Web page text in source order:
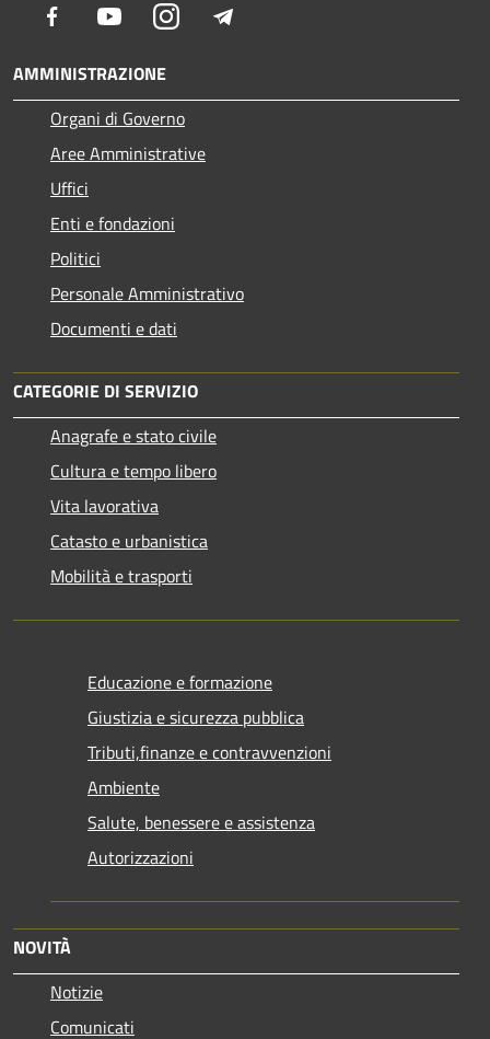
Facebook YoutubeInstagram
AMMINISTRAZIONE
Organi di Governo
Aree Amministrative
Uffici
Enti e fondazioni
Politici
Personale Amministrativo
Documenti e dati
CATEGORIE DI SERVIZIO
Anagrafe e stato civile
Cultura e tempo libero
Vita lavorativa
Catasto e urbanistica
Mobilità e trasporti
Educazione e formazione
Giustizia e sicurezza pubblica
Tributi,finanze e contravvenzioni
Ambiente
Salute, benessere e assistenza
Autorizzazioni
NOVITÀ
Notizie
Comunicati